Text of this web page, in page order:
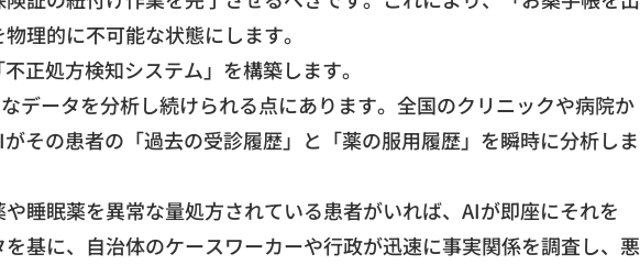
理的に不可能な状態にします。
不正処方検知システム」を構築します。
データを分析し続けられる点にあります。 全国のクリニックや病院か
その患者の「過去の受診履歴」と「薬の服用履歴」を瞬時に分析しま
睡眠薬を異常な量処方されている患者がいれば、AIが即座にそれを
基に、 自治体のケースワーカーや行政が迅速に事実関係を調査し、 悪